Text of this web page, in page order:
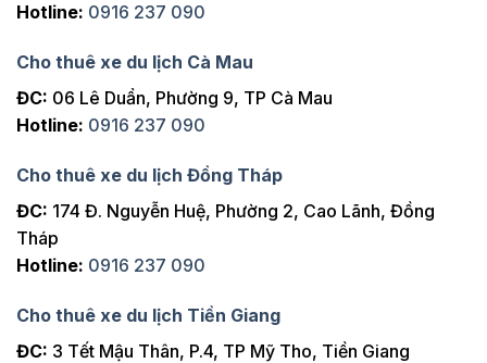
Hotline: 0916 237 090
Cho thuê xe du lịch Cà Mau
ĐC: 06 Lê Duẩn, Phường 9, TP Cà Mau
Hotline: 0916 237 090
Cho thuê xe du lịch Đồng Tháp
ĐC: 174 Đ. Nguyễn Huệ, Phường 2, Cao Lãnh, Đồng
Tháp
Hotline: 0916 237 090
Cho thuê xe du lịch Tiền Giang
ĐC: 3 Tết Mậu Thân, P.4, TP Mỹ Tho, Tiền Giang